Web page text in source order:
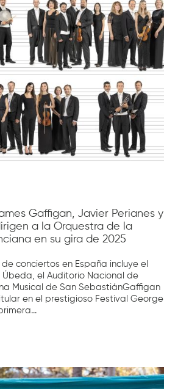
Gaffigan, Javier Perianes y
a la Orquestra de la
en su gira de 2025
de conciertos en España incluye el
el Auditorio Nacional de
Musical de San SebastiánGaffigan
en el prestigioso Festival George